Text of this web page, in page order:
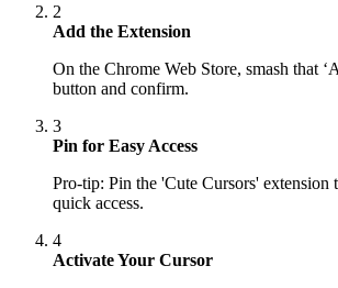
2
Add the Extension
On the Chrome Web Store, smash that
button and confirm.
3
Pin for Easy Access
Pro-tip: Pin the 'Cute Cursors' extension
quick access.
4
Activate Your Cursor